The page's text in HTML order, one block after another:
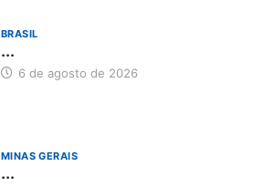
BRASIL
...
6 de agosto de 2026
MINAS GERAIS
...